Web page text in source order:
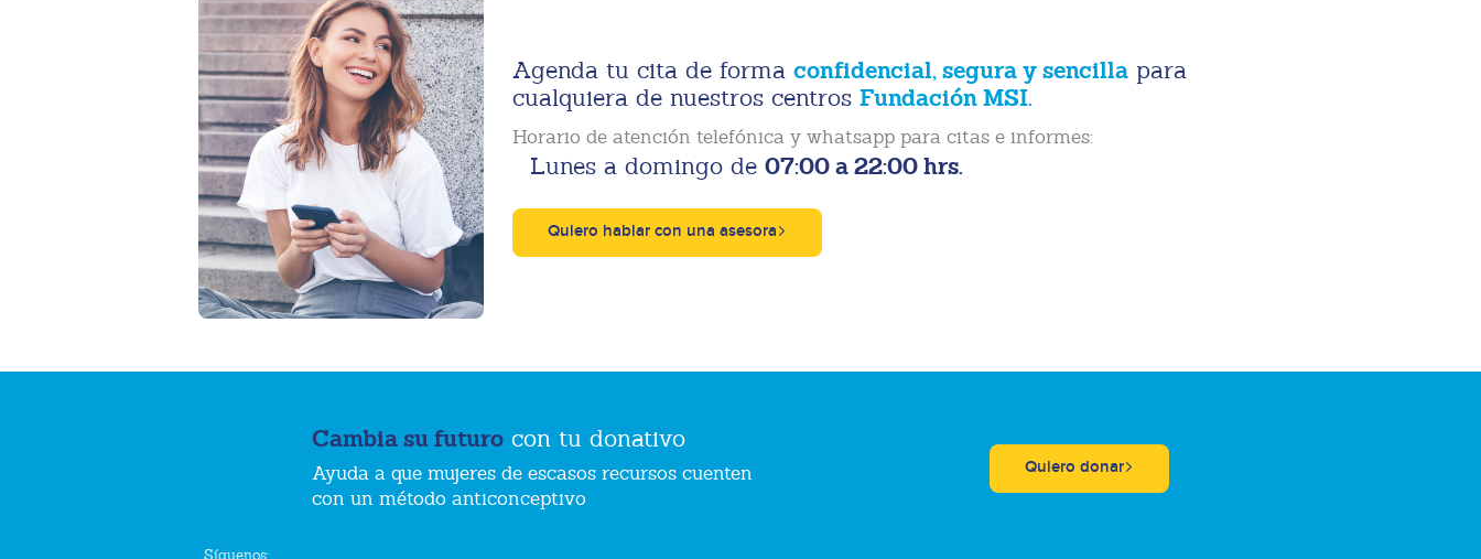
Agenda tu cita de forma confidencial, segura y sencillapara
cualquiera de nuestros centros Fundación MSI.
Horario de atención telefónica y whatsapp para citas e informes:
Lunes a domingo de 07:00 a 22:00 hrs.
Quiero hablar con una asesora
Cambia su futuro con tu donativo
Ayuda a que mujeres de escasos recursos cuenten
con un método anticonceptivo
Quiero donar